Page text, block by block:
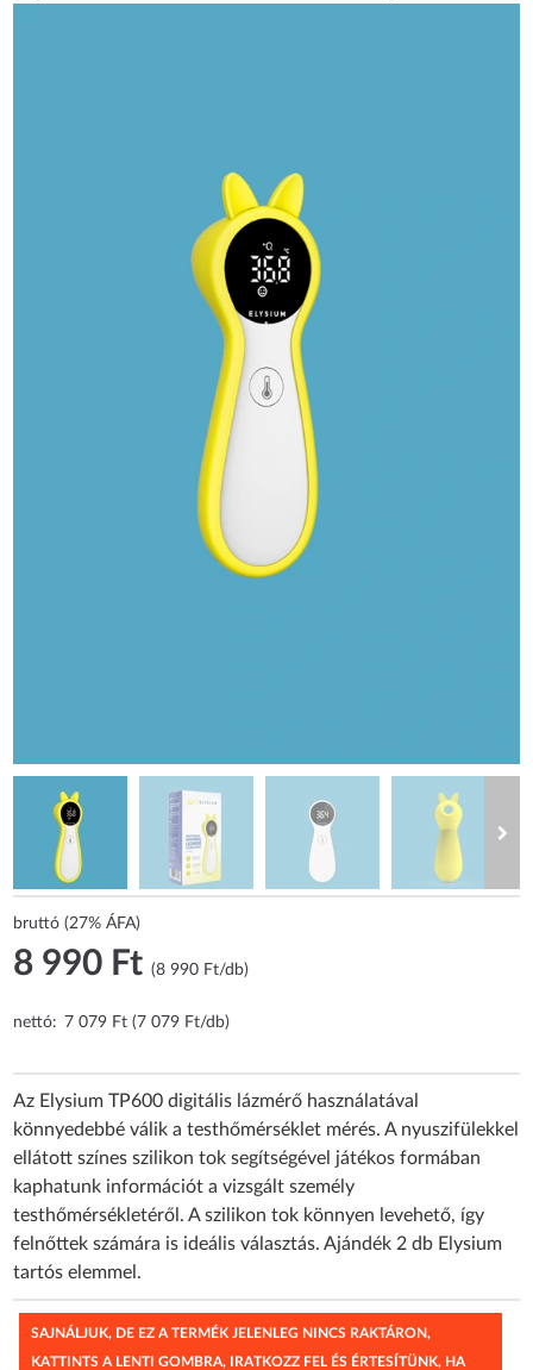
bruttó (27% ÁFA)
8 990 Ft(8 990 Ft/db)
nettó: 7 079 Ft (7 079 Ft/db)
Az Elysium TP600 digitális lázmérő használatával
könnyedebbé válik a testhőmérséklet mérés. A nyuszifülekkel
ellátott színes szilikon tok segítségével játékos formában
kaphatunk információt a vizsgált személy
testhőmérsékletéről. A szilikon tok könnyen levehető, így
felnőttek számára is ideális választás. Ajándék 2 db Elysium
tartós elemmel.
SAJNÁLJUK, DE EZ A TERMÉK JELENLEG NINCS RAKTÁRON,
KATTINTS A LENTI GOMBRA, IRATKOZZ FEL ÉS ÉRTESÍTÜNK, HA